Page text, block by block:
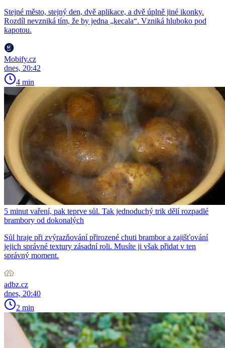
Stejné město, stejný den, dvě aplikace, a dvě úplně jiné ikonky.
Rozdíl nevzniká tím, že by jedna „kecala“. Vzniká hluboko pod
kapotou.
Mobify.cz
dnes, 20:42
4 min
5 minut vaření, pak teprve sůl. Tak jednoduchý trik dělí rozpadlé
brambory od dokonalých
Sůl hraje při zvýrazňování přirozené chuti brambor a zajišťování
jejich správné textury zásadní roli. Musíte ji však přidat v ten
správný moment.
adbz.cz
dnes, 20:40
2 min